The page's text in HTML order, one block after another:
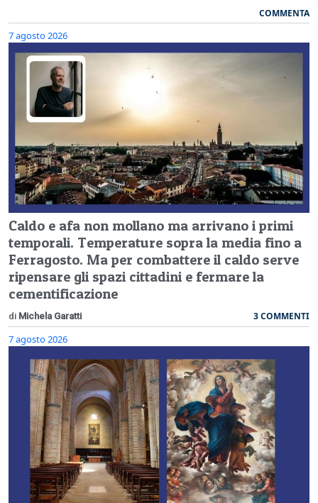
COMMENTA
7 agosto 2026
Caldo e afa non mollano ma arrivano i primi
temporali. Temperature sopra la media fino a
Ferragosto. Ma per combattere il caldo serve
ripensare gli spazi cittadini e fermare la
cementificazione
di Michela Garatti 3 COMMENTI
7 agosto 2026